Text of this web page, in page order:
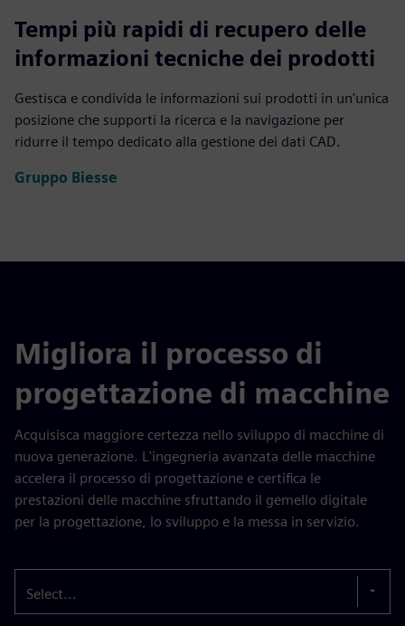
20%
Tempi più rapidi di recupero delle
informazioni tecniche dei prodotti
Gestisca e condivida le informazioni sui prodotti in un'unica
posizione che supporti la ricerca e la navigazione per
ridurre il tempo dedicato alla gestione dei dati CAD.
Gruppo Biesse
Migliora il processo di
progettazione di macchine
Acquisisca maggiore certezza nello sviluppo di macchine di
nuova generazione. L'ingegneria avanzata delle macchine
accelera il processo di progettazione e certifica le
prestazioni delle macchine sfruttando il gemello digitale
per la progettazione, lo sviluppo e la messa in servizio.
Select...